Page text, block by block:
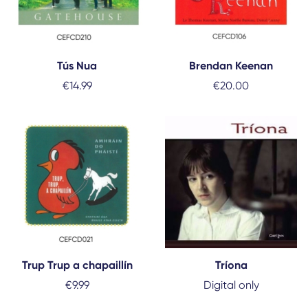
Tús Nua
€14.99
Brendan Keenan
€20.00
Trup Trup a chapaillín
€9.99
Tríona
Digital only